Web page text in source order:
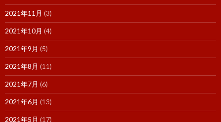
2021年11月 (3)
2021年10月 (4)
2021年9月 (5)
2021年8月 (11)
2021年7月 (6)
2021年6月 (13)
2021年5月 (17)